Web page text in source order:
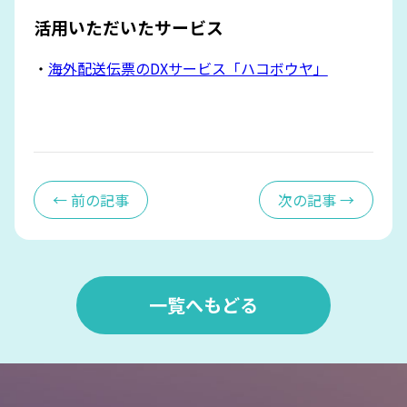
活用いただいたサービス
・ 海外配送伝票のDXサービス「ハコボウヤ」
← 前の記事 次の記事 →
一覧へもどる